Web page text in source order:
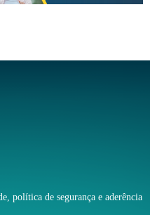
política de segurança e aderência